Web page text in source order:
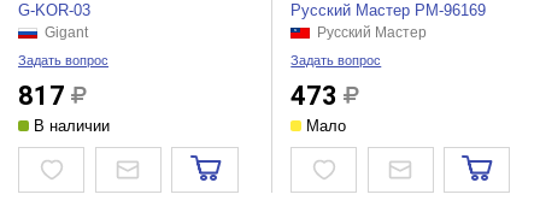
G-KOR-03
Gigant
Задать вопрос
817
В наличии
Русский Мастер РМ-96169
Русский Мастер
Задать вопрос
473
Мало